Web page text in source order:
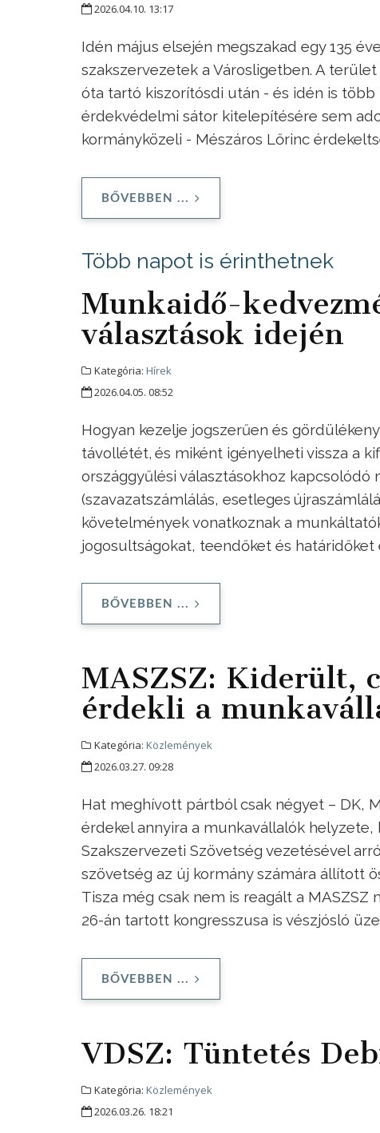
2026.04.10. 13:17
Idén május elsején megszakad egy 135
szakszervezetek a Városligetben. A
óta tartó kiszorítósdi után - és idén is
érdekvédelmi sátor kitelepítésére sem
kormányközeli - Mészáros Lőrinc
BŐVEBBEN ...
Több napot is érinthetnek
Munkaidő-
választások idején
Kategória: Hírek
2026.04.05. 08:52
Hogyan kezelje jogszerűen és
távollétét, és miként igényelheti vissza a
országgyűlési választásokhoz
(szavazatszámlálás, esetleges
követelmények vonatkoznak a
jogosultságokat, teendőket és határidőket
BŐVEBBEN ...
MASZSZ: Kiderült,
érdekli a
Kategória: Közlemények
2026.03.27. 09:28
Hat meghívott pártból csak négyet – DK,
érdekel annyira a munkavállalók
Szakszervezeti Szövetség vezetésével
szövetség az új kormány számára állított
Tisza még csak nem is reagált a
26-án tartott kongresszusa is vészjósló
BŐVEBBEN ...
VDSZ: Tüntetés
Kategória: Közlemények
2026.03.26. 18:21